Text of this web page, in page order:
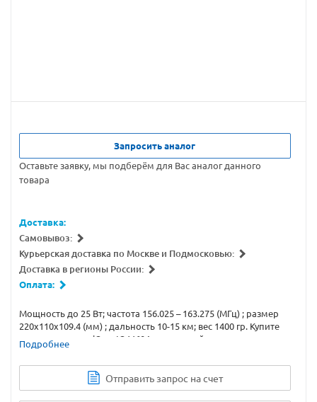
Запросить аналог
Оставьте заявку, мы подберём для Вас аналог данного
товара
Доставка:
Самовывоз:
Курьерская доставка по Москве и Подмосковью:
Доставка в регионы России:
Оплата:
Мощность до 25 Вт; частота 156.025 – 163.275 (МГц) ; размер
220x110x109.4 (мм) ; дальность 10-15 км; вес 1400 гр. Купите
морскую рацию iCom IC-M604 с доставкой или самовывозом.
Подробнее
Отправить запрос на счет